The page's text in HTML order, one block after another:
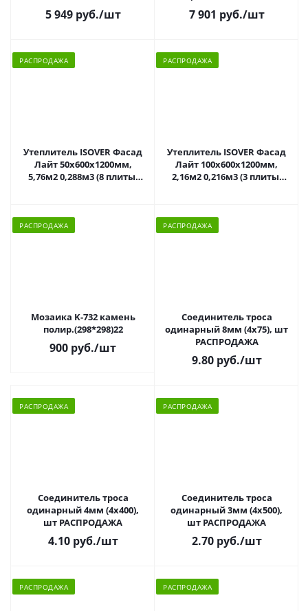
Denzel
5 949 руб./шт
20 В// MTX
7 901 руб./шт
РАСПРОДАЖА
Утеплитель ISOVER Фасад
Лайт 50х600х1200мм,
5,76м2 0,288м3 (8 плиты)
РАСПРОДАЖА
Утеплитель ISOVER Фасад
Лайт 100х600х1200мм,
2,16м2 0,216м3 (3 плиты)
РАСПРОДАЖА
Мозаика K-732 камень
полир.(298*298)22
900 руб./шт
РАСПРОДАЖА
Соединитель троса
одинарный 8мм (4х75), шт
РАСПРОДАЖА
9.80 руб./шт
РАСПРОДАЖА
Соединитель троса
одинарный 4мм (4х400),
шт РАСПРОДАЖА
4.10 руб./шт
РАСПРОДАЖА
Соединитель троса
одинарный 3мм (4х500),
шт РАСПРОДАЖА
2.70 руб./шт
РАСПРОДАЖА РАСПРОДАЖА